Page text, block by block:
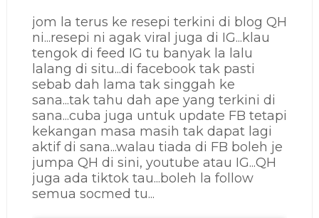
jom la terus ke resepi terkini di blog QH
ni...resepi ni agak viral juga di IG...klau
tengok di feed IG tu banyak la lalu
lalang di situ...di facebook tak pasti
sebab dah lama tak singgah ke
sana...tak tahu dah ape yang terkini di
sana...cuba juga untuk update FB tetapi
kekangan masa masih tak dapat lagi
aktif di sana...walau tiada di FB boleh je
jumpa QH di sini, youtube atau IG...QH
juga ada tiktok tau...boleh la follow
semua socmed tu...